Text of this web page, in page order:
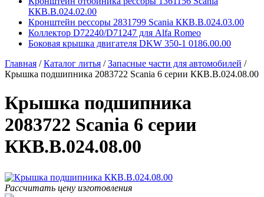
ККВ.В.024.02.00
Кронштейн рессоры 2831799 Scania ККВ.В.024.03.00
Коллектор D72240/D71247 для Alfa Romeo
Боковая крышка двигателя DKW 350-1 0186.00.00
Главная /Каталог литья /Запасные части для автомобилей /
Крышка подшипника 2083722 Scania 6 серии ККВ.В.024.08.00
Крышка подшипника
2083722 Scania 6 серии
ККВ.В.024.08.00
Рассчитать цену изготовления